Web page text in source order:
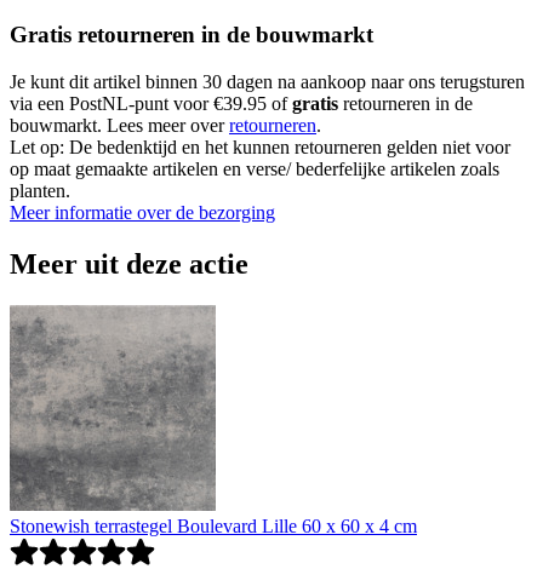
Gratis retourneren in de bouwmarkt
Je kunt dit artikel binnen 30 dagen na aankoop naar ons terugsturen
via een PostNL-punt voor €39.95 ofgratis retourneren in de
bouwmarkt. Lees meer overretourneren.
Let op: De bedenktijd en het kunnen retourneren gelden niet voor
op maat gemaakte artikelen en verse/ bederfelijke artikelen zoals
planten.
Meer informatie over de bezorging
Meer uit deze actie
Stonewish terrastegel Boulevard Lille 60 x 60 x 4 cm